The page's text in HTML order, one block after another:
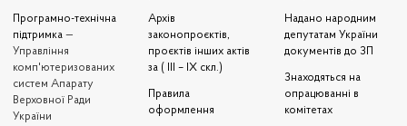
Програмно-технічна
підтримка —
Управління
комп'ютеризованих
систем Апарату
Верховної Ради
України
Архів
законопроєктів,
проєктів інших актів
за ( III – IX скл.)
Правила
оформлення
Надано народним
депутатам України
документів до ЗП
Знаходяться на
опрацюванні в
комітетах